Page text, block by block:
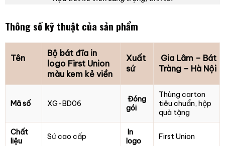
Thông số kỹ thuật của sản phẩm
Tên
Bộ bát đĩa in
logo First Union
màu kem kẻ viền
Xuất
sứ
Gia Lâm – Bát
Tràng – Hà Nội
Mã số XG-BD06
Đóng
gói
Thùng carton
tiêu chuẩn, hộp
quà tặng
Chất
liệu
Sứ cao cấp
In
logo
First Union